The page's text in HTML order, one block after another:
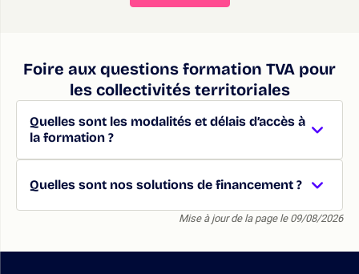
Foire aux questions formation TVA pour
les collectivités territoriales
Quelles sont les modalités et délais d’accès à
la formation ?
Quelles sont nos solutions de financement ?
Mise à jour de la page le 09/08/2026